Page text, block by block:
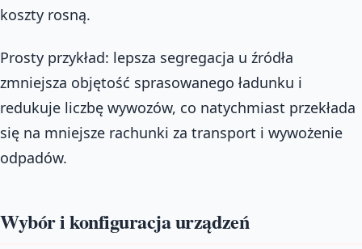
koszty rosną.
Prosty przykład: lepsza segregacja u źródła
zmniejsza objętość sprasowanego ładunku i
redukuje liczbę wywozów, co natychmiast przekłada
się na mniejsze rachunki za transport i wywożenie
odpadów.
Wybór i konfiguracja urządzeń